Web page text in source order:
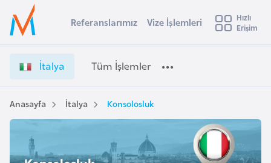
Ülke Seçimi
Başvuru yapmak istediğiniz ülkeyi seçin
Üye
Girişi
t
l
y
a
V
e
e
Referanslarımız Vize İşlemleri
Hızlı
Erişim
İtalya Tüm İşlemler
Anasayfa İtalya Konsolosluk
s
t
r
a